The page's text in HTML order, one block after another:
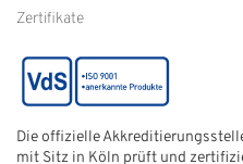
Batterieentsorgung
Zertifikate
Die offizielle
mit Sitz in Köln prüft und